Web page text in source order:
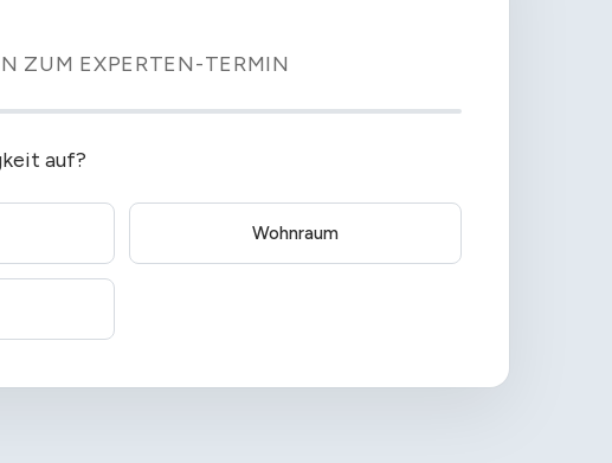
ZUM EXPERTEN-TERMIN
auf?
Wohnraum